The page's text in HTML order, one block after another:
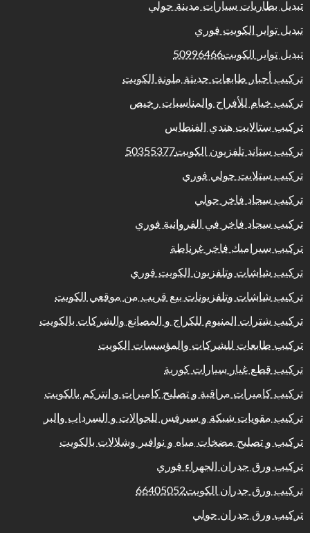
تبديل بطاريات سيارات مدينة حولي
تبديل تواير الكويت فوري
تبديل تواير الكويت50996466
تركيب أحبار طابعات حديثة ملونة الكويت
تركيب خيام للأفراح والمناسبات رخيص
تركيب ستالايت هندي الفنطاس
تركيب ستاند تلفزيون الكويت50355377
تركيب ستلايت حولي فوري
تركيب سجاد فاخر حولي
تركيب سجاد فاخر في الفروانية فوري
تركيب سيراميك فاخر غرناطة
تركيب شاشات وتلفزيون الكويت فوري
تركيب شاشات وتلفزيونات بيع قريب من موقعي الكويت
تركيب شترات المنيوم للكراج و المصانع والشركات بالكويت
تركيب طابعات للشركات والمؤسسات الكويت
تركيب قطع غيار سيارات كورية
تركيب كاميرات مراقبة و تصليح كاميرات و انتركم بالكويت
تركيب مقويات شبكة و سيرفس للجوالات و السرداب والبر
تركيب و تصليح مضخات مياه و نوافير وشلالات بالكويت
تركيب ورق جدران الجهراء فوري
تركيب ورق جدران الكويت66405052
تركيب ورق جدران حولي